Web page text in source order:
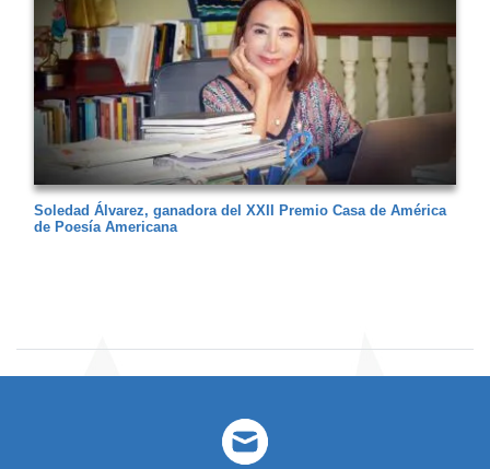
Soledad Álvarez, ganadora del XXII Premio Casa de América
de Poesía Americana